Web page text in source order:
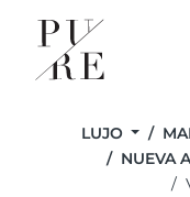
LUJO
NUEVA